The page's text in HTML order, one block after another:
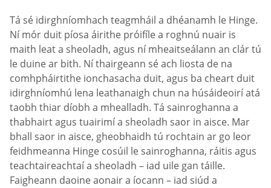
Tá sé idirghníomhach teagmháil a dhéanamh le Hinge.
Ní mór duit píosa áirithe próifíle a roghnú nuair is
maith leat a sheoladh, agus ní mheaitseálann an clár tú
le duine ar bith. Ní thairgeann sé ach liosta de na
comhpháirtithe ionchasacha duit, agus ba cheart duit
idirghníomhú lena leathanaigh chun na húsáideoirí atá
taobh thiar díobh a mhealladh. Tá sainroghanna a
thabhairt agus tuairimí a sheoladh saor in aisce. Mar
bhall saor in aisce, gheobhaidh tú rochtain ar go leor
feidhmeanna Hinge cosúil le sainroghanna, ráitis agus
teachtaireachtaí a sheoladh – iad uile gan táille.
Faigheann daoine aonair a íocann – iad siúd a